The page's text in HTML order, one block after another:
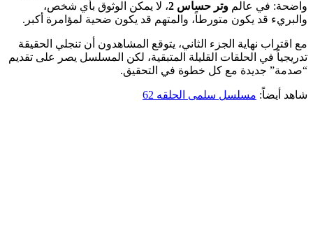
واضحة: في عالم وتر حساس 2
، لا يمكن الوثوق بأي شخص،
والبريء قد يكون متورطاً، والمتهم قد يكون ضحية لمؤامرة أكبر.
مع اقتراب نهاية الجزء الثاني، يتوقع المشاهدون أن تنجلي الحقيقة
تدريجياً في الحلقات القليلة المتبقية، لكن المسلسل يصر على تقديم
“صدمة” جديدة مع كل خطوة في التحقيق.
شاهد أيضاً: مسلسل سلمى الحلقه 62